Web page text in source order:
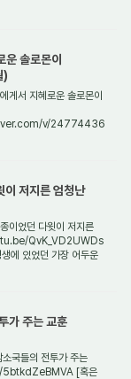
솔로몬이
)
게서 지혜로운 솔로몬이
v/24774436
이 저지른 엄청난
이었던 다윗이 저지른
QvK_VD2UWDs
있었던 가장 어두운
가 주는 교훈
국들의 전투가 주는
[혹은